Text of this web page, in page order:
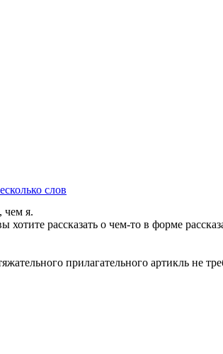
слов
чем я.
рассказать о чем-то в форме
прилагательного артикль не